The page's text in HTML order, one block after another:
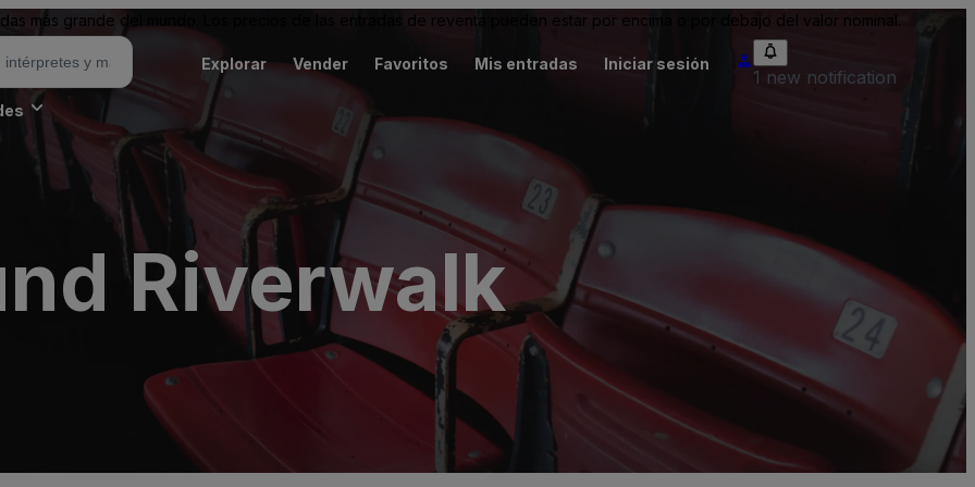
más grande del mundo. Los precios de las entradas de reventa pueden estar por encima o por debajo del valor nominal.
Explorar Vender Favoritos Mis entradas Iniciar sesión
1 new notification
Riverwalk